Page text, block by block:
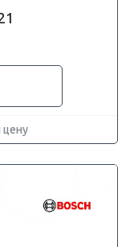
цену